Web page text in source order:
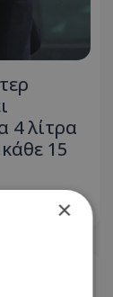
4 λίτρα
15
×